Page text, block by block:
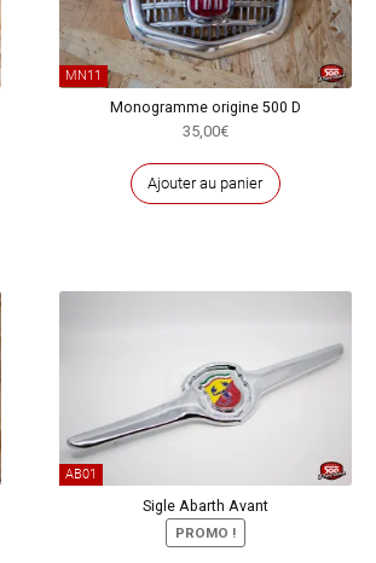
MN11
Monogramme origine 500 D
35,00€
Ajouter au panier
AB01
Sigle Abarth Avant
PROMO !